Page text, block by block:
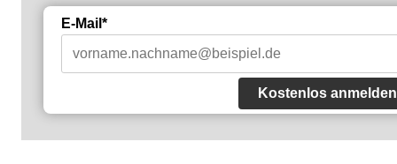
E-Mail*
Kostenlos anmelden